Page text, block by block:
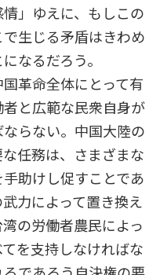
」ゆえに、もしこの
生じる矛盾はきわめ
なるだろう。
革命全体にとって有
と広範な民衆自身が
らない。中国大陸の
任務は、さまざまな
助けし促すことであ
力によって置き換え
の労働者農民によっ
を支持しなければな